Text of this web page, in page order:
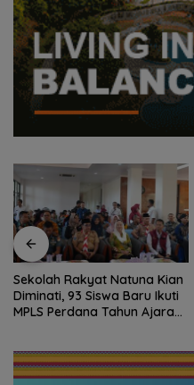
Sekolah Rakyat Natuna Kian
Diminati, 93 Siswa Baru Ikuti
MPLS Perdana Tahun Ajaran